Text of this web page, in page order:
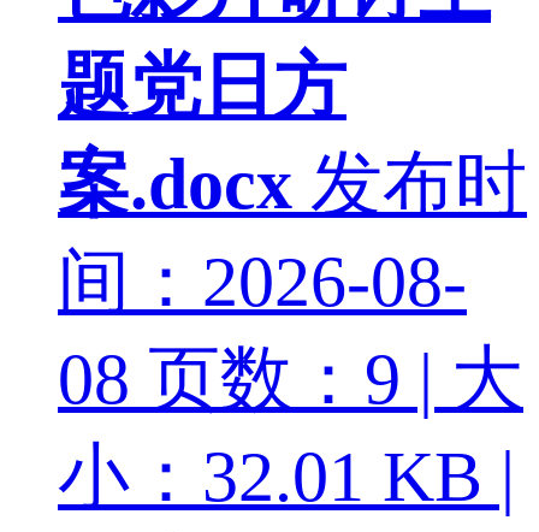
题党日方
案.docx 发布时
间：2026-08-
08 页数：9 | 大
小：32.01 KB |